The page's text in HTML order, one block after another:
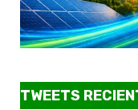
TWEETS